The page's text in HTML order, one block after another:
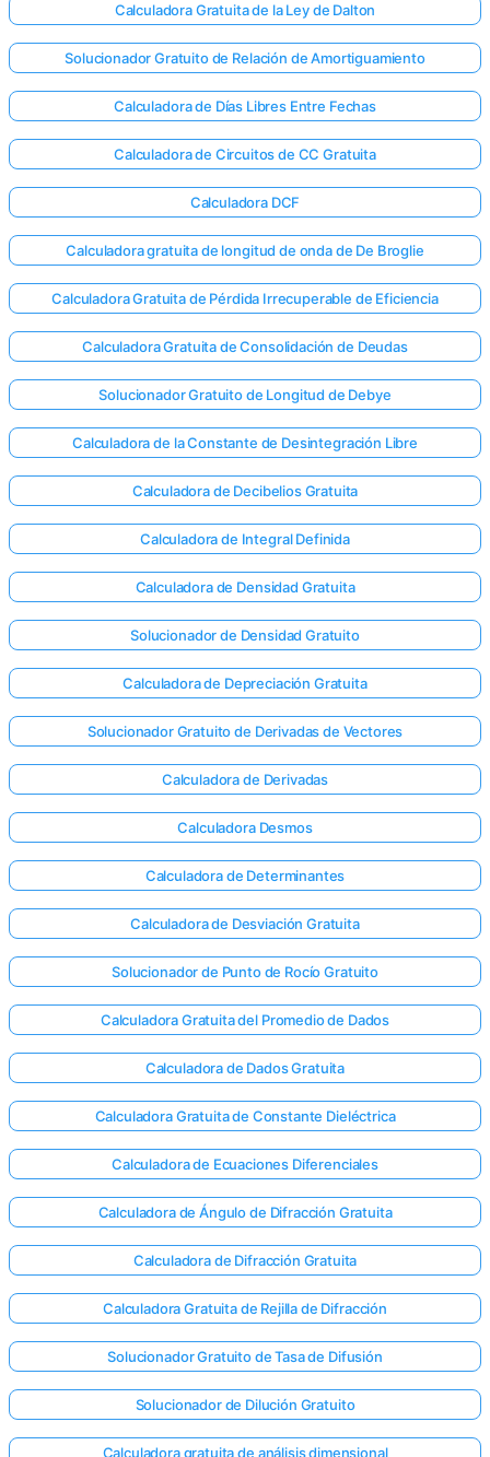
¡Inicia
sesión
aquí!
Calculadora Gratuita de la Ley de Dalton
Solucionador Gratuito de Relación de Amortiguamiento
Calculadora de Días Libres Entre Fechas
Calculadora de Circuitos de CC Gratuita
Calculadora DCF
Calculadora gratuita de longitud de onda de De Broglie
Calculadora Gratuita de Pérdida Irrecuperable de Eficiencia
Calculadora Gratuita de Consolidación de Deudas
Solucionador Gratuito de Longitud de Debye
Calculadora de la Constante de Desintegración Libre
Calculadora de Decibelios Gratuita
Calculadora de Integral Definida
Calculadora de Densidad Gratuita
Solucionador de Densidad Gratuito
Calculadora de Depreciación Gratuita
Solucionador Gratuito de Derivadas de Vectores
Calculadora de Derivadas
Calculadora Desmos
Calculadora de Determinantes
Calculadora de Desviación Gratuita
Solucionador de Punto de Rocío Gratuito
Calculadora Gratuita del Promedio de Dados
Calculadora de Dados Gratuita
Calculadora Gratuita de Constante Dieléctrica
Calculadora de Ecuaciones Diferenciales
Calculadora de Ángulo de Difracción Gratuita
Calculadora de Difracción Gratuita
Calculadora Gratuita de Rejilla de Difracción
Solucionador Gratuito de Tasa de Difusión
Solucionador de Dilución Gratuito
Calculadora gratuita de análisis dimensional